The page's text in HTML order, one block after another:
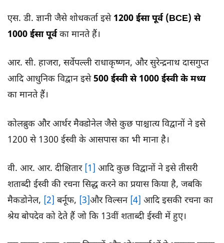
एस. डी. ज्ञानी जैसे शोधकर्ता इसे 1200 ईसा पूर्व (BCE) से
1000 ईसा पूर्वका मानते हैं।
आर. सी. हाजरा, सर्वेपल्ली राधाकृष्णन, और सुरेन्द्रनाथ दासगुप्त
आदि आधुनिक विद्वान इसे500 ईस्वी से 1000 ईस्वी के मध्य
का मानते हैं।
कोलब्रुक और आर्थर मैक्डोनेल जैसे कुछ पाश्चात्य विद्वानों ने इसे
1200 से 1300 ईस्वी के आसपास का भी माना है।
वी. आर. आर. दीक्षितार [1]
आदि कुछ विद्वानों ने इसे तीसरी
शताब्दी ईस्वी की रचना सिद्ध करने का प्रयास किया है, जबकि
मैकडोनेल, [2] बर्नूफ, [3] और विल्सन [4] आदि इसकी रचना का
श्रेय बोपदेव को देते हैं जो कि 13वीं शताब्दी ईस्वी में हुए।